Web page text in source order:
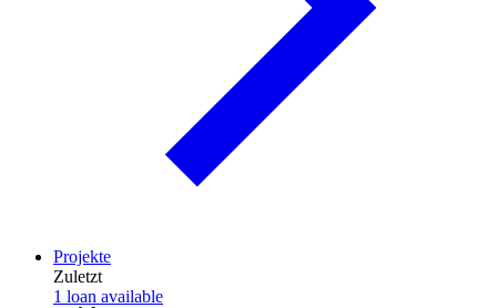
Projekte
Zuletzt
1 loan available